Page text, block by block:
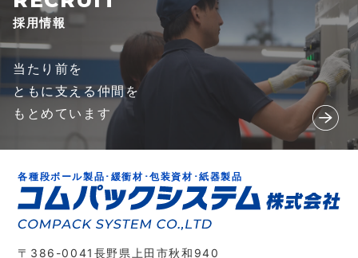
採用情報
当たり前を
ともに支える仲間を
もとめています
各種段ボール製品･緩衝材･包装資材･紙器製品
〒386-0041長野県上田市秋和940